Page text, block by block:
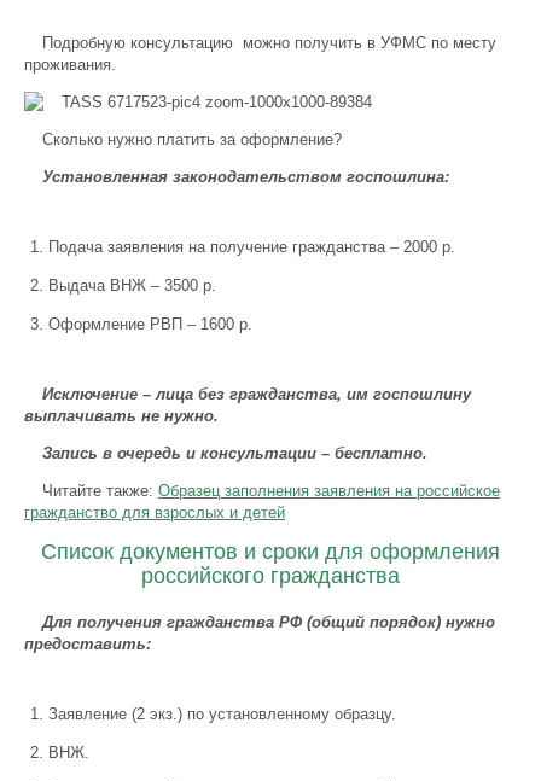
Подробную консультацию можно получить в УФМС по месту
проживания.
Сколько нужно платить за оформление?
Установленная законодательством госпошлина:
Подача заявления на получение гражданства – 2000 р.
Выдача ВНЖ – 3500 р.
Оформление РВП – 1600 р.
Исключение – лица без гражданства, им госпошлину
выплачивать не нужно.
Запись в очередь и консультации – бесплатно.
Читайте также: Образец заполнения заявления на российское
гражданство для взрослых и детей
Список документов и сроки для оформления
российского гражданства
Для получения гражданства РФ (общий порядок) нужно
предоставить:
Заявление (2 экз.) по установленному образцу.
ВНЖ.